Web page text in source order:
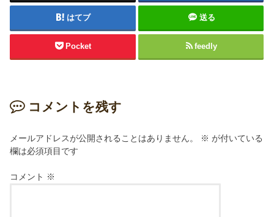
はてブ 送る
Pocket feedly
コメントを残す
メールアドレスが公開されることはありません。 ※ が付いている
欄は必須項目です
コメント ※